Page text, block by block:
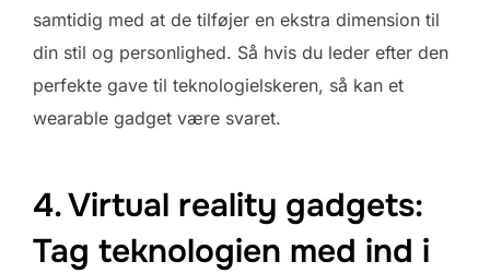
samtidig med at de tilføjer en ekstra dimension til
din stil og personlighed. Så hvis du leder efter den
perfekte gave til teknologielskeren, så kan et
wearable gadget være svaret.
4. Virtual reality gadgets:
Tag teknologien med ind i